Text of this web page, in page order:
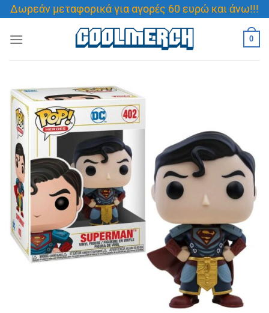
Μετάβαση
στο
περιεχόμενο
Δωρεάν μεταφορικά για αγορές 60 ευρώ και άνω!!!
0